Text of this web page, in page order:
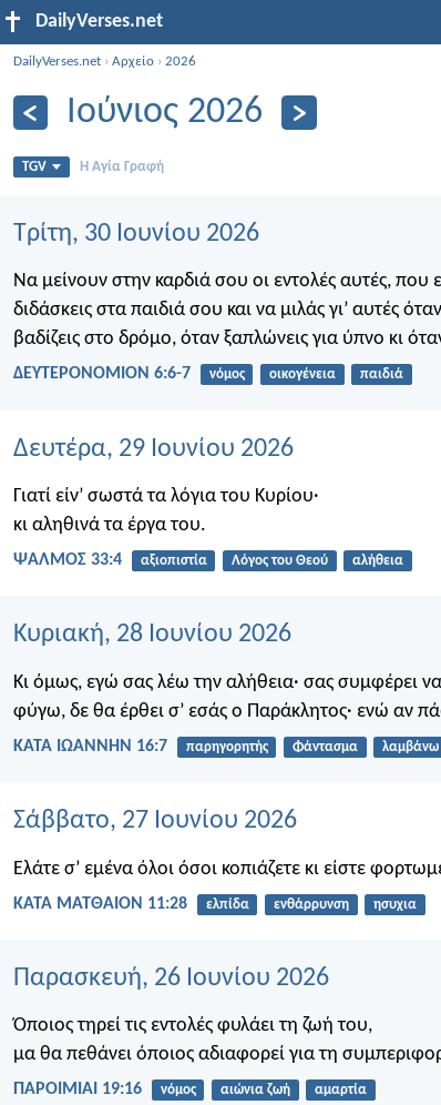
DailyVerses.net
DailyVerses.net ›Αρχείο ›2026
Ιούνιος 2026
TGV Η Αγία Γραφή
Τρίτη, 30 Ιουνίου 2026
Να μείνουν στην καρδιά σου οι εντολές αυτές,
διδάσκεις στα παιδιά σου και να μιλάς γι’ αυτές
βαδίζεις στο δρόμο, όταν ξαπλώνεις για ύπνο κι
ΔΕΥΤΕΡΟΝΟΜΙΟΝ 6:6-7 νόμος οικογένεια παιδιά
Δευτέρα, 29 Ιουνίου 2026
Γιατί είν’ σωστά τα λόγια του Κυρίου·
κι αληθινά τα έργα του.
ΨΑΛΜΌΣ 33:4 αξιοπιστία Λόγος του Θεού αλήθεια
Κυριακή, 28 Ιουνίου 2026
Κι όμως, εγώ σας λέω την αλήθεια· σας συμφέρει
φύγω, δε θα έρθει σ’ εσάς ο Παράκλητος· ενώ αν
ΚΑΤΑ ΙΩΑΝΝΗΝ 16:7 παρηγορητής Φάντασμα λαμβάνω
Σάββατο, 27 Ιουνίου 2026
Ελάτε σ’ εμένα όλοι όσοι κοπιάζετε κι είστε
ΚΑΤΑ ΜΑΤΘΑΙΟΝ 11:28 ελπίδα ενθάρρυνση ησυχια
Παρασκευή, 26 Ιουνίου 2026
Όποιος τηρεί τις εντολές φυλάει τη ζωή του,
μα θα πεθάνει όποιος αδιαφορεί για τη
ΠΑΡΟΙΜΙΑΙ 19:16 νόμος αιώνια ζωή αμαρτία